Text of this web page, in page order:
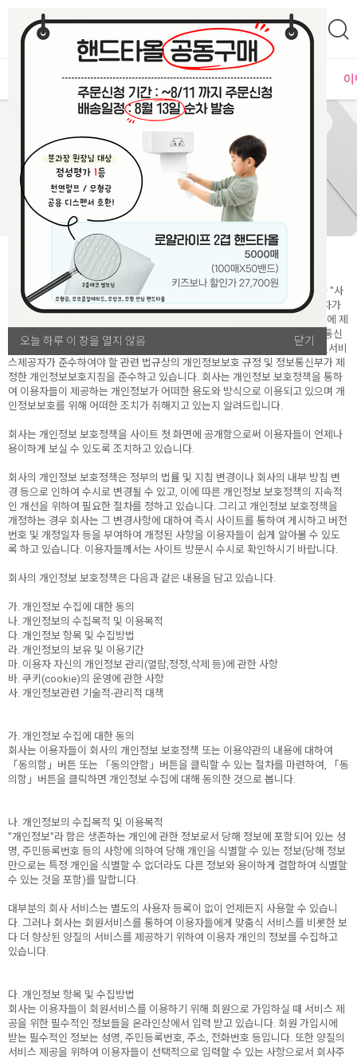
오늘 하루 이 창을 열지 않음 닫기
오늘 하루 이 창을 열지 않음 닫기
MD추천 PLAYLAB NEW BEST
개인정보처리방침
주식회사 해솔네트웍스(이하 "회사"라 함)는 회사가 운영하는 키즈보나(이하 "사
이트"라 함)를 이용하는 이용자들의 개인정보보호를 매우 중요시하며, 이용자가
회사의 웹서비스(이하 "서비스"라 함)를 이용함과 동시에 온라인상에서 회사에 제
공한 개인정보가 보호 받을 수 있도록 최선을 다하고 있습니다. 이에 회사는 통신
비밀보호법, 전기통신사업법, 정보통신망이용촉진등에관한법률 등 정보통신서비
스제공자가 준수하여야 할 관련 법규상의 개인정보보호 규정 및 정보통신부가 제
정한 개인정보보호지침을 준수하고 있습니다. 회사는 개인정보 보호정책을 통하
여 이용자들이 제공하는 개인정보가 어떠한 용도와 방식으로 이용되고 있으며 개
인정보보호를 위해 어떠한 조치가 취해지고 있는지 알려드립니다.
회사는 개인정보 보호정책을 사이트 첫 화면에 공개함으로써 이용자들이 언제나
용이하게 보실 수 있도록 조치하고 있습니다.
회사의 개인정보 보호정책은 정부의 법률 및 지침 변경이나 회사의 내부 방침 변
경 등으로 인하여 수시로 변경될 수 있고, 이에 따른 개인정보 보호정책의 지속적
인 개선을 위하여 필요한 절차를 정하고 있습니다. 그리고 개인정보 보호정책을
개정하는 경우 회사는 그 변경사항에 대하여 즉시 사이트를 통하여 게시하고 버전
번호 및 개정일자 등을 부여하여 개정된 사항을 이용자들이 쉽게 알아볼 수 있도
록 하고 있습니다. 이용자들께서는 사이트 방문시 수시로 확인하시기 바랍니다.
회사의 개인정보 보호정책은 다음과 같은 내용을 담고 있습니다.
가. 개인정보 수집에 대한 동의
나. 개인정보의 수집목적 및 이용목적
다. 개인정보 항목 및 수집방법
라. 개인정보의 보유 및 이용기간
마. 이용자 자신의 개인정보 관리(열람,정정,삭제 등)에 관한 사항
바. 쿠키(cookie)의 운영에 관한 사항
사. 개인정보관련 기술적-관리적 대책
가. 개인정보 수집에 대한 동의
회사는 이용자들이 회사의 개인정보 보호정책 또는 이용약관의 내용에 대하여
「동의함」버튼 또는 「동의안함」버튼을 클릭할 수 있는 절차를 마련하여, 「동
의함」버튼을 클릭하면 개인정보 수집에 대해 동의한 것으로 봅니다.
나. 개인정보의 수집목적 및 이용목적
"개인정보"라 함은 생존하는 개인에 관한 정보로서 당해 정보에 포함되어 있는 성
명, 주민등록번호 등의 사항에 의하여 당해 개인을 식별할 수 있는 정보(당해 정보
만으로는 특정 개인을 식별할 수 없더라도 다른 정보와 용이하게 결합하여 식별할
수 있는 것을 포함)를 말합니다.
대부분의 회사 서비스는 별도의 사용자 등록이 없이 언제든지 사용할 수 있습니
다. 그러나 회사는 회원서비스를 통하여 이용자들에게 맞춤식 서비스를 비롯한 보
다 더 향상된 양질의 서비스를 제공하기 위하여 이용자 개인의 정보를 수집하고
있습니다.
다. 개인정보 항목 및 수집방법
회사는 이용자들이 회원서비스를 이용하기 위해 회원으로 가입하실 때 서비스 제
공을 위한 필수적인 정보들을 온라인상에서 입력 받고 있습니다. 회원 가입시에
받는 필수적인 정보는 성명, 주민등록번호, 주소, 전화번호 등입니다. 또한 양질의
서비스 제공을 위하여 이용자들이 선택적으로 입력할 수 있는 사항으로서 회사주